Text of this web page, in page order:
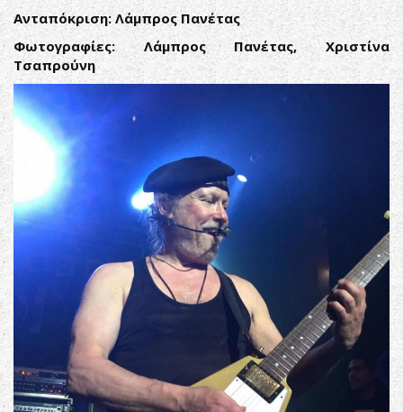
Ανταπόκριση: Λάμπρος Πανέτας
Φωτογραφίες: Λάμπρος Πανέτας, Χριστίνα
Τσαπρούνη